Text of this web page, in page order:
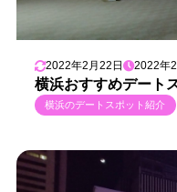
2022年2月22日 2022年
横浜おすすめデート
横浜のデートスポット紹介